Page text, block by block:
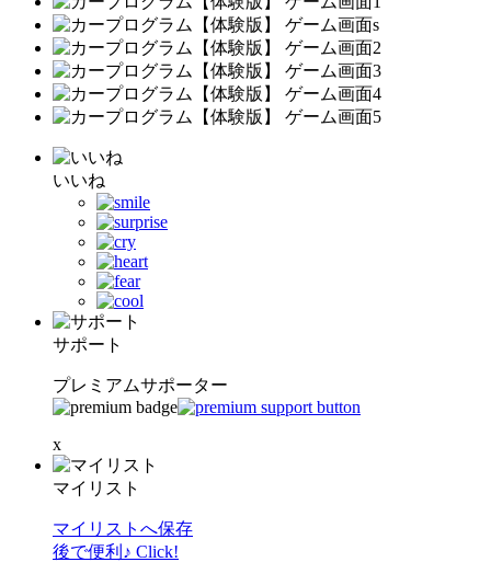
いいね
サポート
プレミアムサポーター
x
マイリスト
マイリストへ保存
後で便利♪ Click!